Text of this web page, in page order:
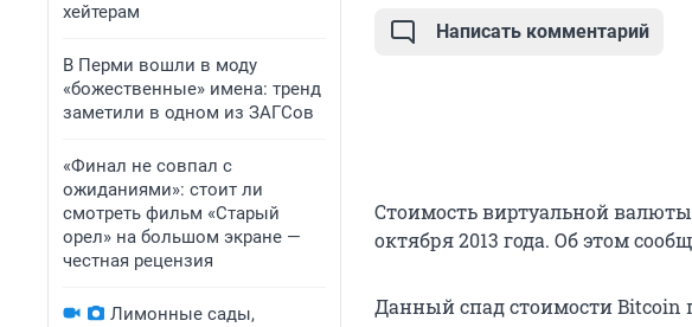
хейтерам
В Перми вошли в моду
«божественные» имена: тренд
заметили в одном из ЗАГСов
«Финал не совпал с
ожиданиями»: стоит ли
смотреть фильм «Старый
орел» на большом экране —
честная рецензия
Лимонные сады,
Написать комментарий
Стоимость виртуальной
октября 2013 года. Об этом
Данный спад стоимости Bitcoin